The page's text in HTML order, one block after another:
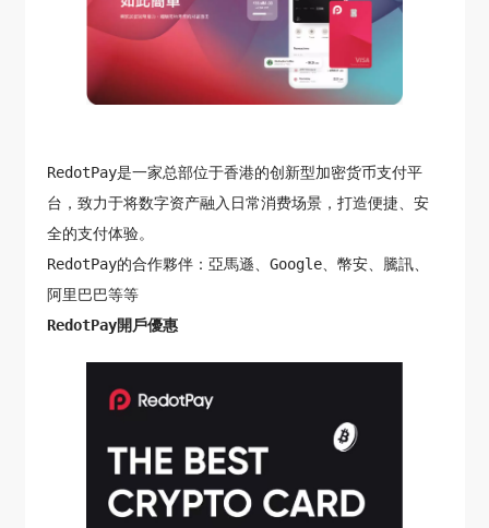
RedotPay是一家总部位于香港的创新型加密货币支付平
台，致力于将数字资产融入日常消费场景，打造便捷、安
全的支付体验。
RedotPay的合作夥伴：亞馬遜、Google、幣安、騰訊、
阿里巴巴等等
RedotPay開戶優惠